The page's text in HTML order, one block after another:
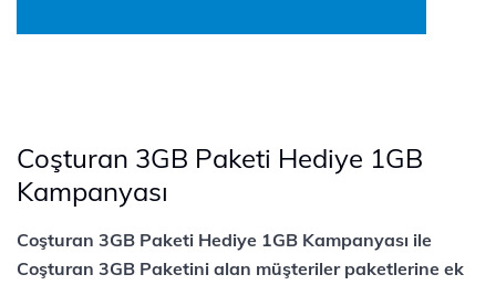
Coşturan 3GB Paketi Hediye 1GB
Kampanyası
Coşturan 3GB Paketi Hediye 1GB Kampanyası ile
Coşturan 3GB Paketini alan müşteriler paketlerine ek